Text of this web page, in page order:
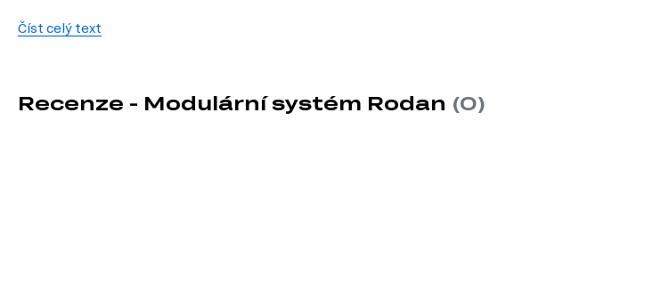
Informace o sérii nábytku
TV stolky
Číst celý text
Recenze - Modulární systém Rodan (0)